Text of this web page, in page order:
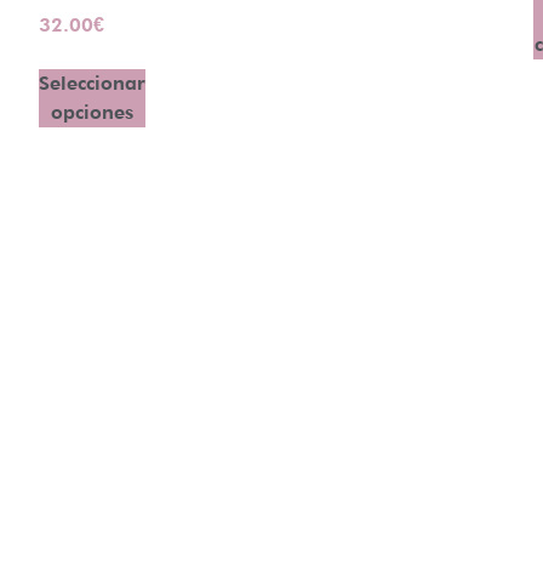
32.00€
Seleccionar
opciones